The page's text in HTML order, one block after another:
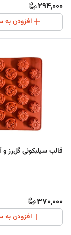
294,000
افزودن به
قالب سیلیکونی گل‌رز و
370,000
افزودن به